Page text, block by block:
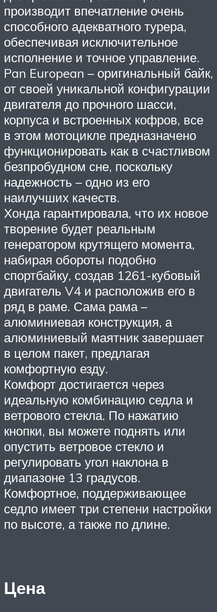
производит впечатление очень
способного адекватного турера,
обеспечивая исключительное
исполнение и точное управление.
Pan European – оригинальный байк,
от своей уникальной конфигурации
двигателя до прочного шасси,
корпуса и встроенных кофров, все
в этом мотоцикле предназначено
функционировать как в счастливом
безпробудном сне, поскольку
надежность – одно из его
наилучших качеств.
Хонда гарантировала, что их новое
творение будет реальным
генератором крутящего момента,
набирая обороты подобно
спортбайку, создав 1261-кубовый
двигатель V4 и расположив его в
ряд в раме. Сама рама –
алюминиевая конструкция, а
алюминиевый маятник завершает
в целом пакет, предлагая
комфортную езду.
Комфорт достигается через
идеальную комбинацию седла и
ветрового стекла. По нажатию
кнопки, вы можете поднять или
опустить ветровое стекло и
регулировать угол наклона в
диапазоне 13 градусов.
Комфортное, поддерживающее
седло имеет три степени настройки
по высоте, а также по длине.
Цена